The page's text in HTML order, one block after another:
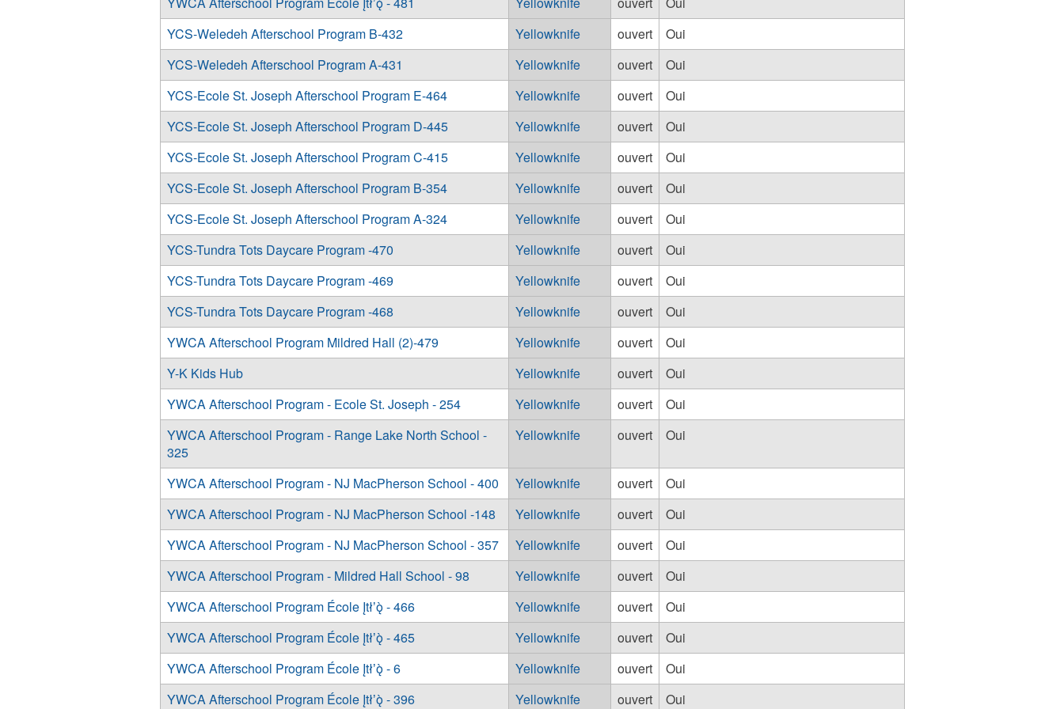
YCS-Weledeh Afterschool Program B-432
Yellowknife ouvert
Oui
YCS-Weledeh Afterschool Program A-431
Yellowknife ouvert
Oui
YCS-Ecole St. Joseph Afterschool Program E-464
Yellowknife ouvert
Oui
YCS-Ecole St. Joseph Afterschool Program D-445
Yellowknife ouvert
Oui
YCS-Ecole St. Joseph Afterschool Program C-415
Yellowknife ouvert
Oui
YCS-Ecole St. Joseph Afterschool Program B-354
Yellowknife ouvert
Oui
YCS-Ecole St. Joseph Afterschool Program A-324
Yellowknife ouvert
Oui
YCS-Tundra Tots Daycare Program -470
Yellowknife ouvert
Oui
YCS-Tundra Tots Daycare Program -469
Yellowknife ouvert
Oui
YCS-Tundra Tots Daycare Program -468
Yellowknife ouvert
Oui
YWCA Afterschool Program Mildred Hall (2)-479
Yellowknife ouvert
Oui
Y-K Kids Hub
Yellowknife ouvert
Oui
YWCA Afterschool Program - Ecole St. Joseph - 254
Yellowknife ouvert
Oui
YWCA Afterschool Program - Range Lake North School -
325
Yellowknife ouvert Oui
YWCA Afterschool Program - NJ MacPherson School - 400 Yellowknife ouvert
Oui
YWCA Afterschool Program - NJ MacPherson School -148
Yellowknife ouvert
Oui
YWCA Afterschool Program - NJ MacPherson School - 357
Yellowknife ouvert
Oui
YWCA Afterschool Program - Mildred Hall School - 98
Yellowknife ouvert
Oui
YWCA Afterschool Program École Įtłʼǫ̀ - 466
Yellowknife ouvert
Oui
YWCA Afterschool Program École Įtłʼǫ̀ - 465
Yellowknife ouvert
Oui
YWCA Afterschool Program École Įtłʼǫ̀ - 6
Yellowknife ouvert
Oui
YWCA Afterschool Program École Įtłʼǫ̀ - 396
Yellowknife ouvert Oui